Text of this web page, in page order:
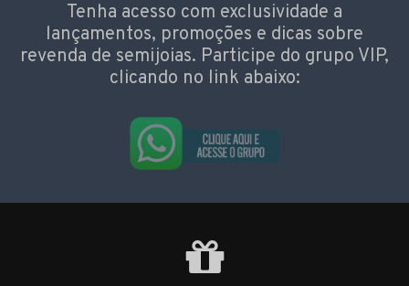
Tenha acesso com exclusividade a
lançamentos, promoções e dicas sobre
revenda de semijoias. Participe do grupo VIP,
clicando no link abaixo: